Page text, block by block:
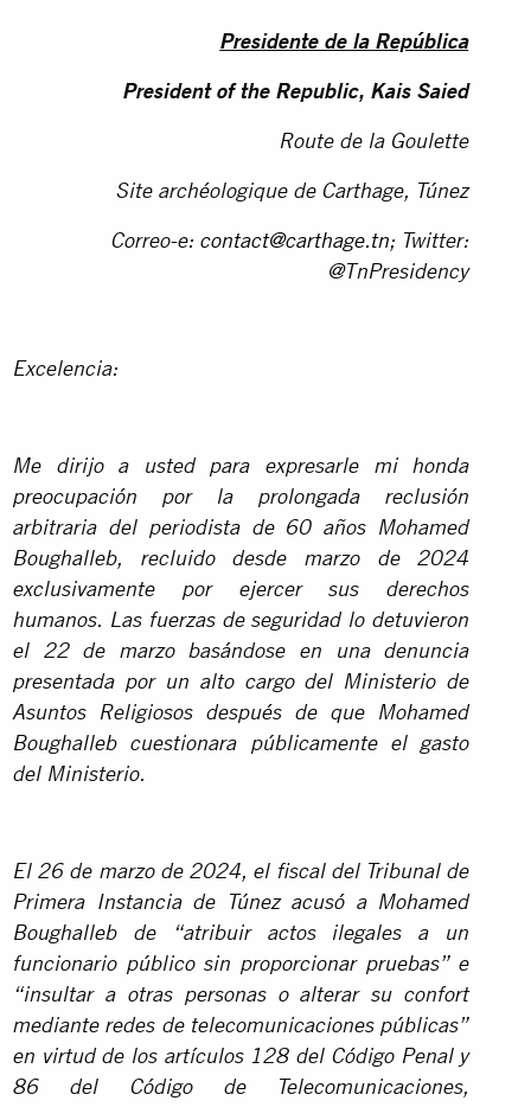
Presidente de la República
President of the Republic, Kais Saied
Route de la Goulette
Site archéologique de Carthage, Túnez
Correo-e: contact@carthage.tn; Twitter:
@TnPresidency
Excelencia:
Me dirijo a usted para expresarle mi honda
preocupación por la prolongada reclusión
arbitraria del periodista de 60 años Mohamed
Boughalleb, recluido desde marzo de 2024
exclusivamente por ejercer sus derechos
humanos. Las fuerzas de seguridad lo detuvieron
el 22 de marzo basándose en una denuncia
presentada por un alto cargo del Ministerio de
Asuntos Religiosos después de que Mohamed
Boughalleb cuestionara públicamente el gasto
del Ministerio.
El 26 de marzo de 2024, el fiscal del Tribunal de
Primera Instancia de Túnez acusó a Mohamed
Boughalleb de “atribuir actos ilegales a un
funcionario público sin proporcionar pruebas” e
“insultar a otras personas o alterar su confort
mediante redes de telecomunicaciones públicas”
en virtud de los artículos 128 del Código Penal y
86 del Código de Telecomunicaciones,